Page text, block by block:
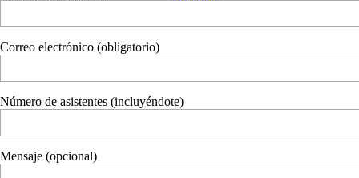
Correo electrónico (obligatorio)
Número de asistentes (incluyéndote)
Mensaje (opcional)